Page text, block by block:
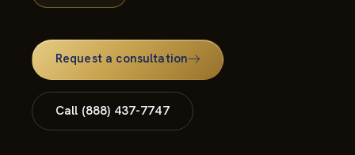
Request a consultation
Call (888) 437-7747